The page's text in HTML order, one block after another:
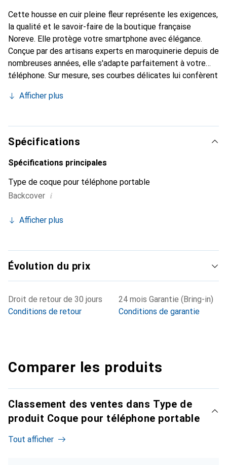
Cette housse en cuir pleine fleur représente les exigences,
la qualité et le savoir-faire de la boutique française
Noreve. Elle protège votre smartphone avec élégance.
Conçue par des artisans experts en maroquinerie depuis de
nombreuses années, elle s'adapte parfaitement à votre
téléphone. Sur mesure, ses courbes délicates lui confèrent
et indispensable pour votre smartphone. Reconnaître
marque Noreve est un choix sûr pour une clientèle
exigeante.
Afficher plus
Spécifications
Spécifications principales
Type de coque pour téléphone portable
Backcover i
Afficher plus
Évolution du prix
Droit de retour de 30 jours
Conditions de retour
24 mois Garantie (Bring-in)
Conditions de garantie
Comparer les produits
Classement des ventes dans Type de
produit Coque pour téléphone portable
Tout afficher